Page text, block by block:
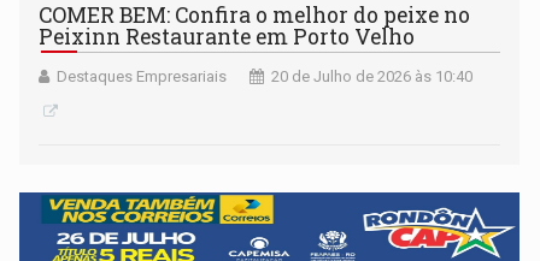
COMER BEM: Confira o melhor do peixe no
Peixinn Restaurante em Porto Velho
Destaques Empresariais 20 de Julho de 2026 às 10:40